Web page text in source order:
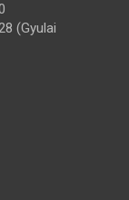
(Gyulai